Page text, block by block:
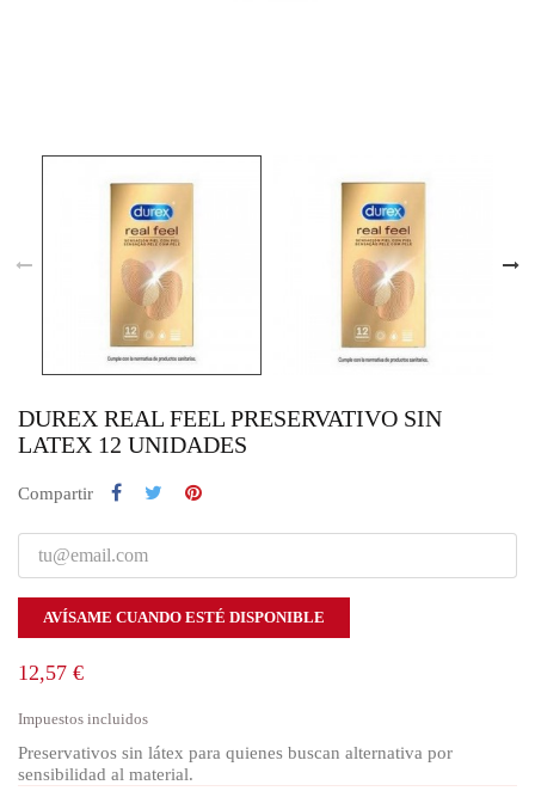
DUREX REAL FEEL PRESERVATIVO SIN
LATEX 12 UNIDADES
Compartir
AVÍSAME CUANDO ESTÉ DISPONIBLE
12,57 €
Impuestos incluidos
Preservativos sin látex para quienes buscan alternativa por
sensibilidad al material.